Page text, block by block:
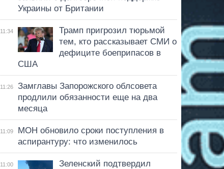
Украины от Британии
11:34
Трамп пригрозил тюрьмой
тем, кто рассказывает СМИ о
дефиците боеприпасов в
США
11:26
Замглавы Запорожского облсовета
продлили обязанности еще на два
месяца
11:09
МОН обновило сроки поступления в
аспирантуру: что изменилось
11:00
Зеленский подтвердил